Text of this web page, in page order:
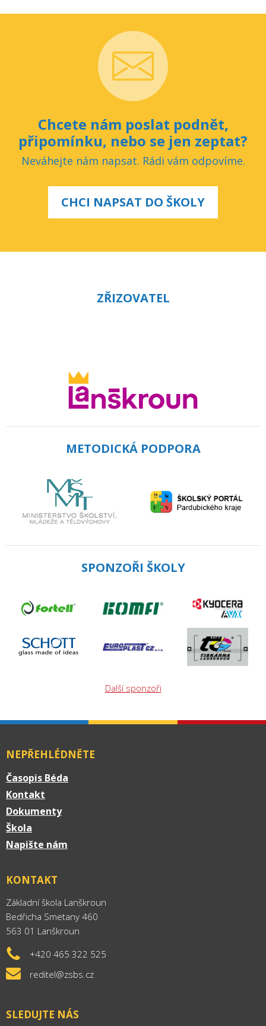
Chcete nám poslat podnět,
připomínku, nebo se jen zeptat?
Neváhejte nám napsat. Rádi vám odpovíme.
CHCI NAPSAT DO ŠKOLY
ZŘIZOVATEL
METODICKÁ PODPORA
SPONZOŘI ŠKOLY
Další sponzoři
NEPŘEHLÉDNĚTE
Časopis Béda
Kontakt
Dokumenty
Škola
Napište nám
KONTAKT
Základní škola Lanškroun
Bedřicha Smetany 460
563 01 Lanškroun
+420 465 322 525
reditel@zsbs.cz
SLEDUJTE NÁS